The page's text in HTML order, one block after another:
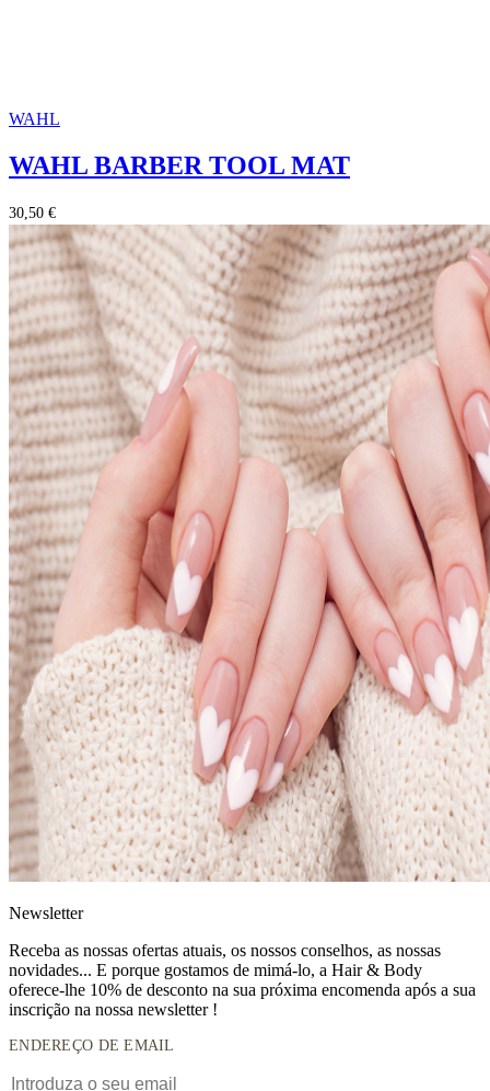
WAHL
WAHL BARBER TOOL MAT
30,50 €
Newsletter
Receba as nossas ofertas atuais, os nossos conselhos, as nossas
novidades... E porque gostamos de mimá-lo, a Hair & Body
oferece-lhe 10% de desconto na sua próxima encomenda após a sua
inscrição na nossa newsletter !
ENDEREÇO DE EMAIL